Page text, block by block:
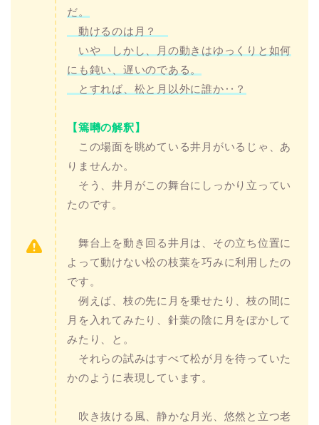
だ。
動けるのは月？
いや しかし、月の動きはゆっくりと如何
にも鈍い、遅いのである。
とすれば、松と月以外に誰か‥？
【篶囀の解釈】
この場面を眺めている井月がいるじゃ、あ
りませんか。
そう、井月がこの舞台にしっかり立ってい
たのです。
舞台上を動き回る井月は、その立ち位置に
よって動けない松の枝葉を巧みに利用したの
です。
例えば、枝の先に月を乗せたり、枝の間に
月を入れてみたり、針葉の陰に月をぼかして
みたり、と。
それらの試みはすべて松が月を待っていた
かのように表現しています。
吹き抜ける風、静かな月光、悠然と立つ老